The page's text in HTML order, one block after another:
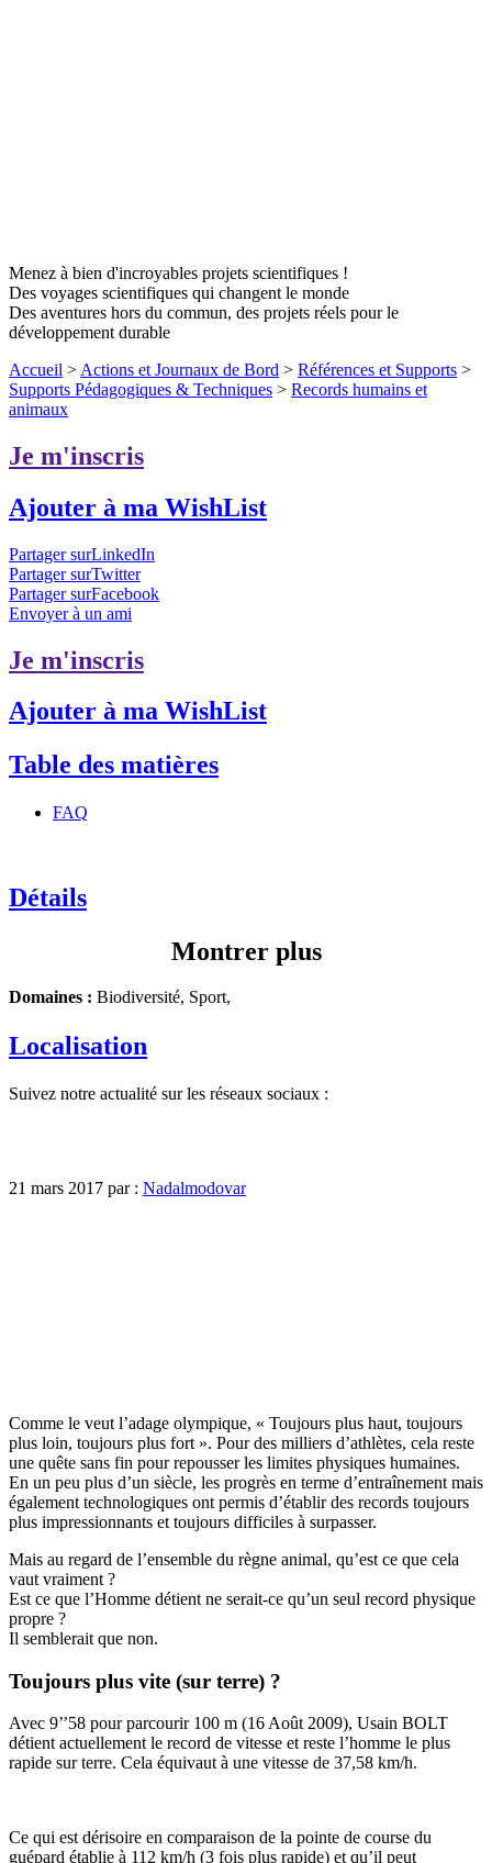
Menez à bien d'incroyables projets scientifiques !
Des voyages scientifiques qui changent le monde
Des aventures hors du commun, des projets réels pour le
développement durable
Accueil > Actions et Journaux de Bord > Références et Supports >
Supports Pédagogiques & Techniques > Records humains et
animaux
Je m'inscris
Ajouter à ma WishList
Partager surLinkedIn
Partager surTwitter
Partager surFacebook
Envoyer à un ami
Je m'inscris
Ajouter à ma WishList
Table des matières
FAQ
Détails
Montrer plus
Domaines : Biodiversité, Sport,
Localisation
Suivez notre actualité sur les réseaux sociaux :
21 mars 2017 par : Nadalmodovar
Comme le veut l’adage olympique, « Toujours plus haut, toujours
plus loin, toujours plus fort ». Pour des milliers d’athlètes, cela reste
une quête sans fin pour repousser les limites physiques humaines.
En un peu plus d’un siècle, les progrès en terme d’entraînement mais
également technologiques ont permis d’établir des records toujours
plus impressionnants et toujours difficiles à surpasser.
Mais au regard de l’ensemble du règne animal, qu’est ce que cela
vaut vraiment ?
Est ce que l’Homme détient ne serait-ce qu’un seul record physique
propre ?
Il semblerait que non.
Toujours plus vite (sur terre) ?
Avec 9’’58 pour parcourir 100 m (16 Août 2009), Usain BOLT
détient actuellement le record de vitesse et reste l’homme le plus
rapide sur terre. Cela équivaut à une vitesse de 37,58 km/h.
Ce qui est dérisoire en comparaison de la pointe de course du
guépard établie à 112 km/h (3 fois plus rapide) et qu’il peut